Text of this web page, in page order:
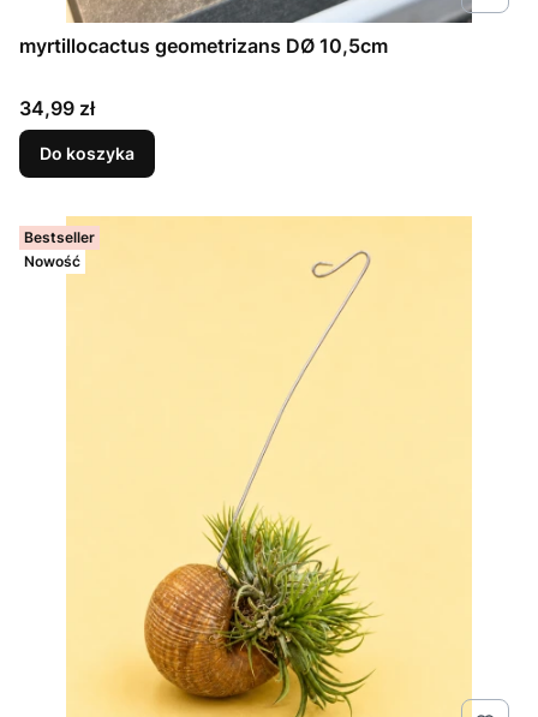
myrtillocactus geometrizans DØ 10,5cm
Cena
34,99 zł
Do koszyka
Bestseller
Nowość